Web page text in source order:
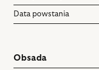
Data powstania
Obsada